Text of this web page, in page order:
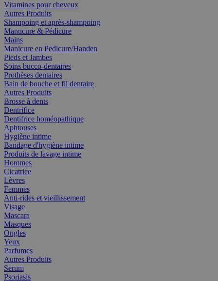
Vitamines pour cheveux
Autres Produits
Shampoing et après-shampoing
Manucure & Pédicure
Mains
Manicure en Pedicure/Handen
Pieds et Jambes
Soins bucco-dentaires
Prothèses dentaires
Bain de bouche et fil dentaire
Autres Produits
Brosse à dents
Dentrifice
Dentifrice homéopathique
Aphtouses
Hygiène intime
Bandage d'hygiène intime
Produits de lavage intime
Hommes
Cicatrice
Lèvres
Femmes
Anti-rides et vieillissement
Visage
Mascara
Masques
Ongles
Yeux
Parfumes
Autres Produits
Serum
Psoriasis